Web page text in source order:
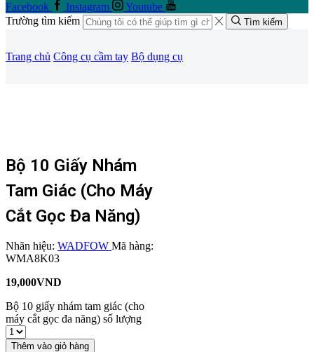
Facebook Instagram
Youtube
Trường tìm kiếm
Tìm kiếm
Trang chủ Công cụ cầm tay Bộ dụng cụ
Bộ 10 Giấy Nhám
Tam Giác (cho Máy
Cắt Gọc Đa Năng)
Nhãn hiệu: WADFOW Mã hàng:
WMA8K03
19,000VND
Bộ 10 giấy nhám tam giác (cho
máy cắt gọc đa năng) số lượng
Thêm vào giỏ hàng